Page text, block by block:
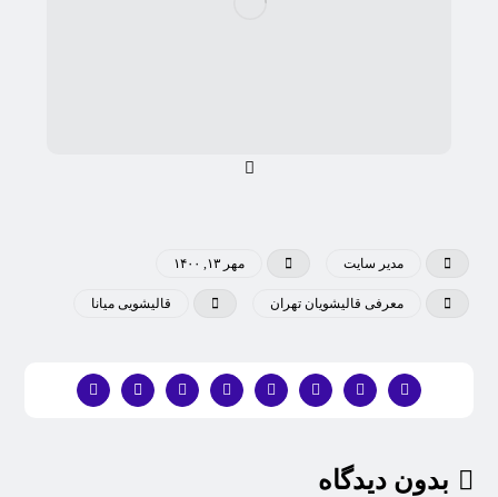
مدیر سایت مهر ۱۳, ۱۴۰۰
معرفی قالیشویان تهران قاليشويی ميانا
بدون دیدگاه